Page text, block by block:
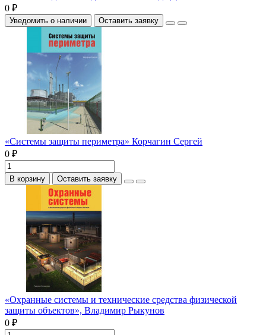
0 ₽
Уведомить о наличии Оставить заявку
«Системы защиты периметра» Корчагин Сергей
0 ₽
В корзину Оставить заявку
«Охранные системы и технические средства физической
защиты объектов», Владимир Рыкунов
0 ₽